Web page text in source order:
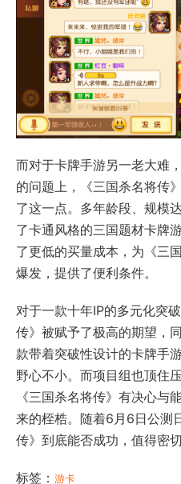
而对于卡牌手游另一老大难
的问题上，《三国杀名将传
了这一点。多年龄段、规模
了卡通风格的三国题材卡牌
了更低的买量成本，为《三
爆发，提供了便利条件。
对于一款十年IP的多元化突
传》被赋予了极高的期望，
款带着突破性设计的卡牌手
野心不小。而项目组也顶住
《三国杀名将传》有决心与
来的桎梏。随着6月6日公测
传》到底能否成功，值得密切
标签： 游卡